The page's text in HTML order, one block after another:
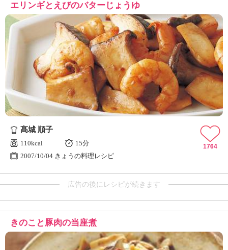
エリンギとえびのバターじょうゆ
髙城 順子
110kcal
15分
2007/10/04 きょうの料理レシピ
1764
広告の後にレシピが続きます
きのこと豚肉の当座煮